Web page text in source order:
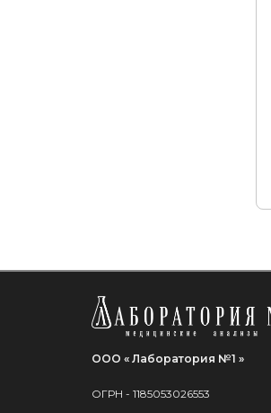
ООО « Лаборатория №1 »
ОГРН - 1185053026553